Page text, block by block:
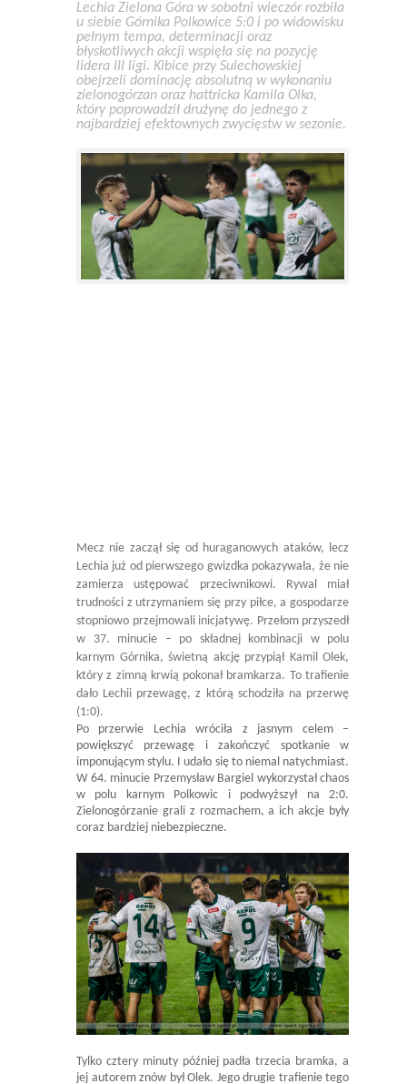
Lechia Zielona Góra w sobotni wieczór rozbiła
u siebie Górnika Polkowice 5:0 i po widowisku
pełnym tempa, determinacji oraz
błyskotliwych akcji wspięła się na pozycję
lidera III ligi. Kibice przy Sulechowskiej
obejrzeli dominację absolutną w wykonaniu
zielonogórzan oraz hattricka Kamila Olka,
który poprowadził drużynę do jednego z
najbardziej efektownych zwycięstw w sezonie.
Mecz nie zaczął się od huraganowych ataków, lecz
Lechia już od pierwszego gwizdka pokazywała, że nie
zamierza ustępować przeciwnikowi. Rywal miał
trudności z utrzymaniem się przy piłce, a gospodarze
stopniowo przejmowali inicjatywę. Przełom przyszedł
w 37. minucie – po składnej kombinacji w polu
karnym Górnika, świetną akcję przypiął Kamil Olek,
który z zimną krwią pokonał bramkarza. To trafienie
dało Lechii przewagę, z którą schodziła na przerwę
(1:0).
Po przerwie Lechia wróciła z jasnym celem –
powiększyć przewagę i zakończyć spotkanie w
imponującym stylu. I udało się to niemal natychmiast.
W 64. minucie Przemysław Bargiel wykorzystał chaos
w polu karnym Polkowic i podwyższył na 2:0.
Zielonogórzanie grali z rozmachem, a ich akcje były
coraz bardziej niebezpieczne.
Tylko cztery minuty później padła trzecia bramka, a
jej autorem znów był Olek. Jego drugie trafienie tego